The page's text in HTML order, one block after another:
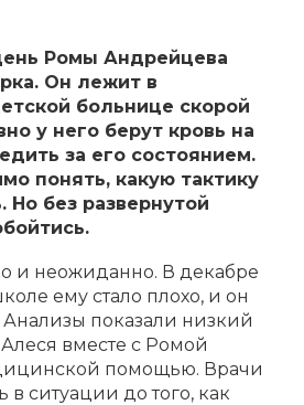
Ромы Андрейцева
Он лежит в
больнице скорой
у него берут кровь на
за его состоянием.
понять, какую тактику
Но без развернутой
и неожиданно. В декабре
ему стало плохо, и он
Анализы показали низкий
вместе с Ромой
помощью. Врачи
в ситуации до того, как